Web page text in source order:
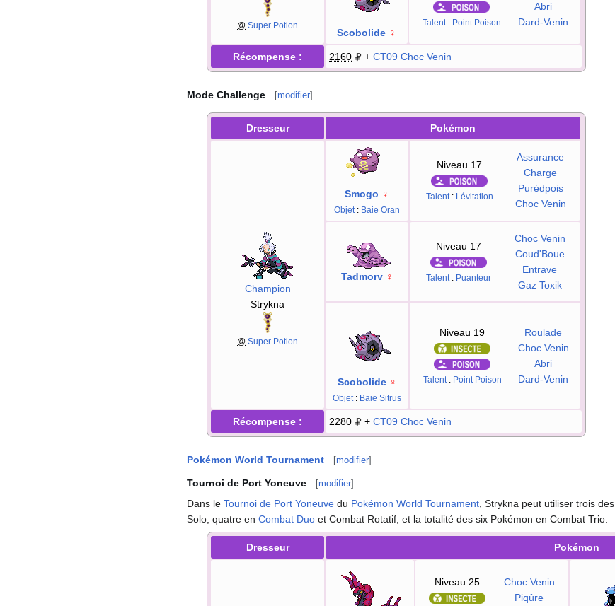
@ Super Potion
Scobolide ♀
Talent : Point Poison
Abri
Dard-Venin
Récompense : 2160 + CT09 Choc Venin
Mode Challenge [modifier]
Dresseur Pokémon
Champion
Strykna
@ Super Potion
Smogo ♀
Objet : Baie Oran
Niveau 17
Talent : Lévitation
Assurance
Charge
Purédpois
Choc Venin
Tadmorv ♀
Niveau 17
Talent : Puanteur
Choc Venin
Coud'Boue
Entrave
Gaz Toxik
Scobolide ♀
Objet : Baie Sitrus
Niveau 19
Talent : Point Poison
Roulade
Choc Venin
Abri
Dard-Venin
Récompense : 2280 + CT09 Choc Venin
Pokémon World Tournament [modifier]
Tournoi de Port Yoneuve [modifier]
Dans le Tournoi de Port Yoneuve du Pokémon World Tournament , Strykna peut utiliser trois des
Solo, quatre en Combat Duo et Combat Rotatif, et la totalité des six Pokémon en Combat Trio.
Dresseur Pokémon
Niveau 25
Choc Venin
Piqûre